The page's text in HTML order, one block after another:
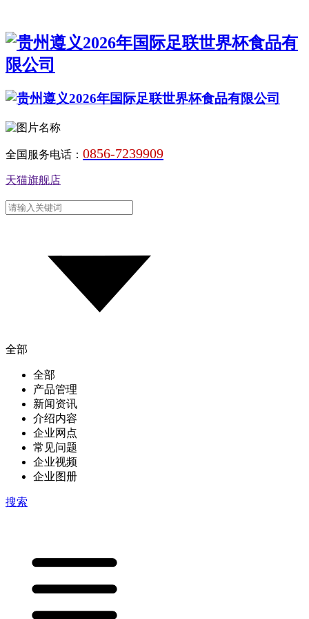
全国服务电话： 0856-7239909
天猫旗舰店
全部
全部
产品管理
新闻资讯
介绍内容
企业网点
常见问题
企业视频
企业图册
搜索